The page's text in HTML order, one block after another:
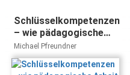
Schlüsselkompetenzen
– wie pädagogische
Arbeit gelingt:
kindergarten heute
wissen kompakt
Michael Pfreundner